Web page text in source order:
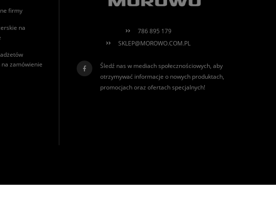
firmy
na
zamówienie
786 895 179
SKLEP@MOROWO.COM.PL
Śledź nas w mediach społecznościowych, aby
otrzymywać informacje o nowych produktach,
promocjach oraz ofertach specjalnych!